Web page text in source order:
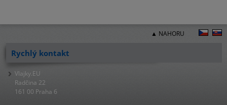
▲ NAHORU
Rychlý kontakt
Vlajky.EU
Radčina 22
161 00 Praha 6